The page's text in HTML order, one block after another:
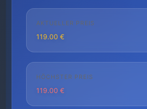
AKTUELLER PREIS
119.00 €
HÖCHSTER PREIS
119.00 €